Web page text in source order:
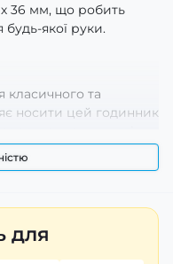
х 36 мм, що робить
якої руки.
та
носити цей годинник
з металу, а
від подряпин і
кварцовим
на циферблаті, що
зчитування часу.
для